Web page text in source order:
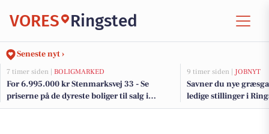
VORES Ringsted
Seneste nyt ›
7 timer siden | BOLIGMARKED
For 6.995.000 kr Stenmarksvej 33 - Se
priserne på de dyreste boliger til salg i
Ringsted
9 timer siden | JOBNYT
Savner du nye
ledige stillinger i